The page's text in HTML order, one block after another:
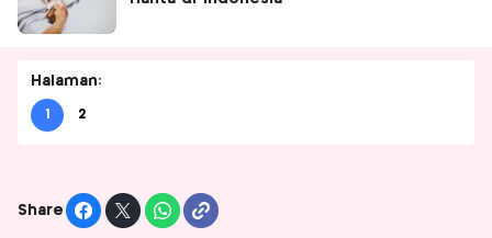
Halaman:
1 2
Share